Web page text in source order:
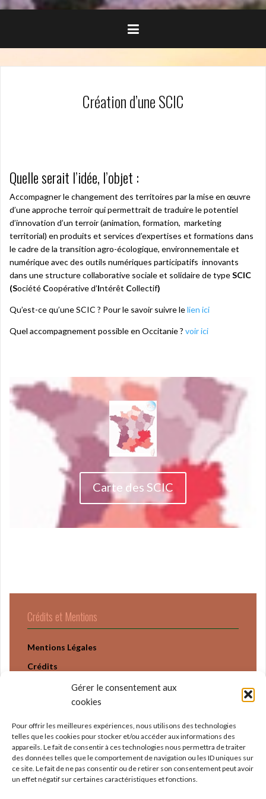
Gérer le consentement aux
cookies
Pour offrir les meilleures expériences, nous utilisons des technologies
telles que les cookies pour stocker et/ou accéder aux informations des
appareils. Le fait de consentir à ces technologies nous permettra de traiter
des données telles que le comportement de navigation ou les ID uniques sur
ce site. Le fait de ne pas consentir ou de retirer son consentement peut avoir
un effet négatif sur certaines caractéristiques et fonctions.
Création d’une SCIC
Quelle serait l’idée, l’objet :
Accompagner le changement des territoires par la mise en œuvre
d’une approche terroir qui permettrait de traduire le potentiel
d’innovation d’un terroir (animation, formation, marketing
territorial) en produits et services d’expertises et formations dans
le cadre de la transition agro-écologique, environnementale et
numérique avec des outils numériques participatifs innovants
dans une structure collaborative sociale et solidaire de typeSCIC
(Société Coopérative d’Intérêt Collectif)
Qu’est-ce qu’une SCIC ? Pour le savoir suivre lelien ici
Quel accompagnement possible en Occitanie ? voir ici
Carte des SCIC
Crédits et Mentions
Mentions Légales
Crédits
Politique Confidentialité